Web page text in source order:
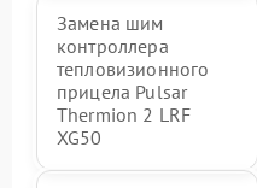
Замена шим
контроллера
тепловизионного
прицела Pulsar
Thermion 2 LRF
XG50